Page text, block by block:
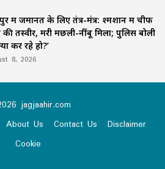
में जमानत के लिए तंत्र-मंत्र: श्मशान में चीफ
तस्वीर, मरी मछली-नींबू मिला; पुलिस बोली
कर रहे हो?’
8, 2026
jagjaahir.com
About Us Contact Us
Disclaimer
Cookie